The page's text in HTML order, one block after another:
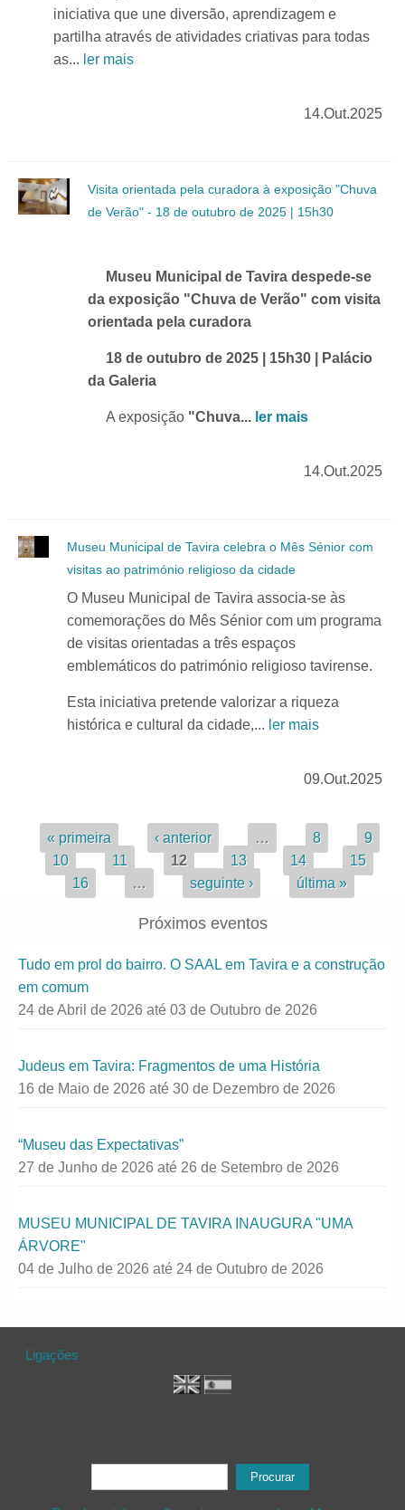
iniciativa que une diversão, aprendizagem e
partilha através de atividades criativas para todas
as... ler mais
14.Out.2025
Visita orientada pela curadora à exposição "Chuva
de Verão" - 18 de outubro de 2025 | 15h30
Museu Municipal de Tavira despede-se
da exposição "Chuva de Verão" com visita
orientada pela curadora
18 de outubro de 2025 | 15h30 | Palácio
da Galeria
A exposição "Chuva... ler mais
14.Out.2025
Museu Municipal de Tavira celebra o Mês Sénior com
visitas ao património religioso da cidade
O Museu Municipal de Tavira associa-se às
comemorações do Mês Sénior com um programa
de visitas orientadas a três espaços
emblemáticos do património religioso tavirense.
Esta iniciativa pretende valorizar a riqueza
histórica e cultural da cidade,... ler mais
09.Out.2025
Páginas« primeira ‹ anterior … 8
9
10
11 12 13 14
15
16
… seguinte › última »
Próximos eventos
Tudo em prol do bairro. O SAAL em Tavira e a construção
em comum
24 de Abril de 2026 até 03 de Outubro de 2026
Judeus em Tavira: Fragmentos de uma História
16 de Maio de 2026 até 30 de Dezembro de 2026
“Museu das Expectativas”
27 de Junho de 2026 até 26 de Setembro de 2026
MUSEU MUNICIPAL DE TAVIRA INAUGURA "UMA
ÁRVORE"
04 de Julho de 2026 até 24 de Outubro de 2026
Ligações
Formulário de procura